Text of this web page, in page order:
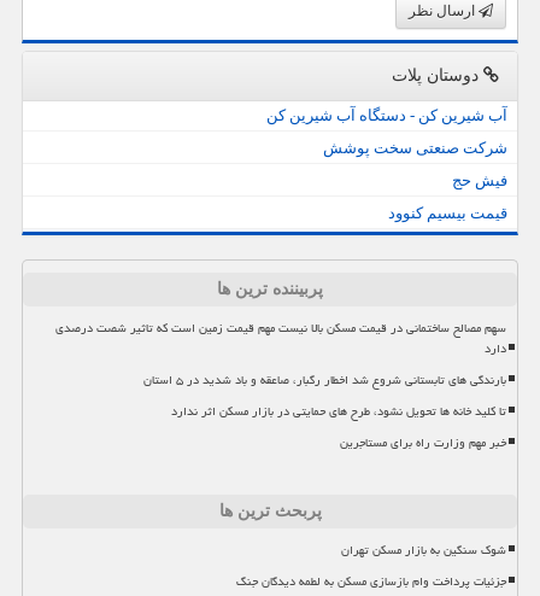
ارسال نظر
دوستان پلات
آب شیرین کن - دستگاه آب شیرین کن
شرکت صنعتی سخت پوشش
فیش حج
قیمت بیسیم کنوود
پربیننده ترین ها
سهم مصالح ساختمانی در قیمت مسکن بالا نیست مهم قیمت زمین است که تاثیر شصت درصدی
دارد
بارندگی های تابستانی شروع شد اخطار رگبار، صاعقه و باد شدید در ۵ استان
تا کلید خانه ها تحویل نشود، طرح های حمایتی در بازار مسکن اثر ندارد
خبر مهم وزارت راه برای مستاجرین
پربحث ترین ها
شوک سنگین به بازار مسکن تهران
جزئیات پرداخت وام بازسازی مسکن به لطمه دیدگان جنگ